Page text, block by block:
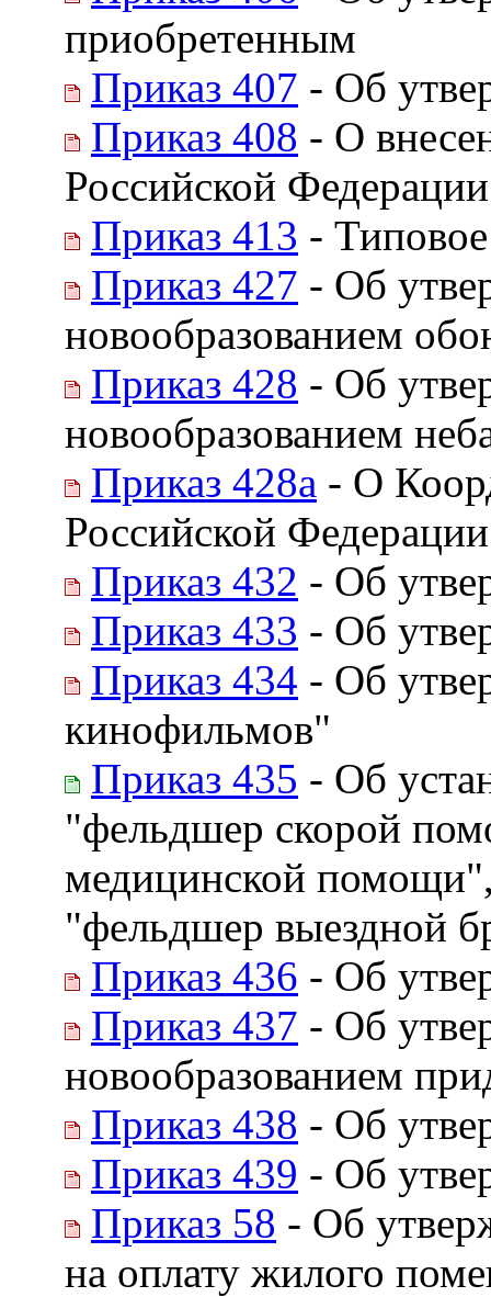
приобретенным
Приказ 407 - Об
Приказ 408 - О
Российской
Приказ 413 -
Приказ 427 - Об
новообразованием
Приказ 428 - Об
новообразованием
Приказ 428а - О
Российской
Приказ 432 - Об
Приказ 433 - Об
Приказ 434 - Об
кинофильмов"
Приказ 435 - Об
"фельдшер скорой
медицинской
"фельдшер выездной
Приказ 436 - Об
Приказ 437 - Об
новообразованием
Приказ 438 - Об
Приказ 439 - Об
Приказ 58 - Об
на оплату жилого